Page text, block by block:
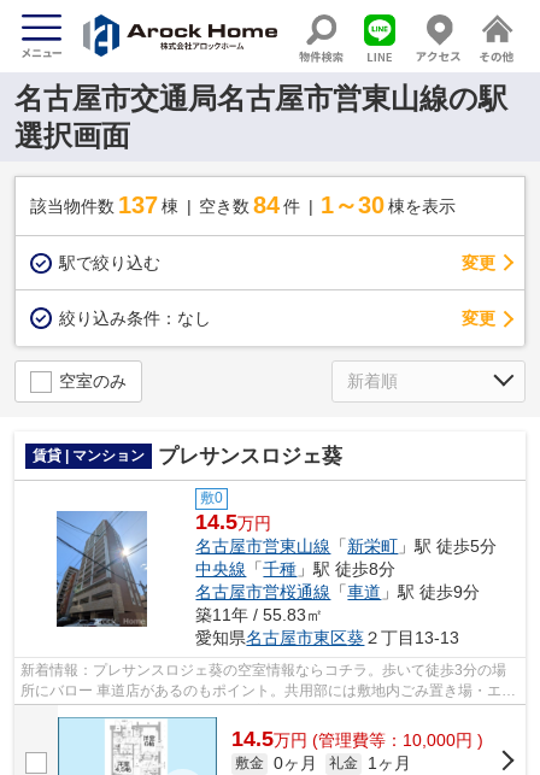
名古屋市交通局名古屋市営東山線の駅
選択画面
該当物件数 137棟 空き数 84 件 1～30 棟を表示
駅で絞り込む 変更
絞り込み条件： なし 変更
空室のみ
賃貸 | マンション プレサンスロジェ葵
敷0
14.5万円
名古屋市営東山線 「新栄町 」駅 徒歩5分
中央線 「千種 」駅 徒歩8分
名古屋市営桜通線 「車道 」駅 徒歩9分
築11年 / 55.83㎡
愛知県名古屋市東区葵２丁目13-13
新着情報：プレサンスロジェ葵の空室情報ならコチラ。歩いて徒歩3分の場
所にバロー 車道店があるのもポイント。共用部には敷地内ごみ置き場・エレ
ベータなどが備わっておりとても充実...
14.5万円 (管理費等：10,000円 )
敷金 0ヶ月 礼金
1ヶ月